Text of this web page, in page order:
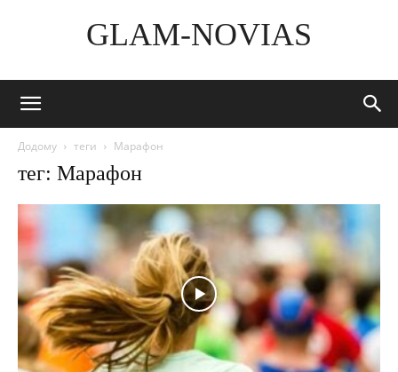
GLAM-NOVIAS
Додому теги Марафон
тег: Марафон